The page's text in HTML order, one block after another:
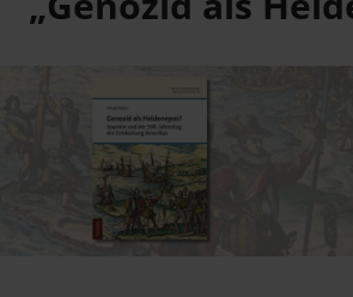
Der Verlag
Programm